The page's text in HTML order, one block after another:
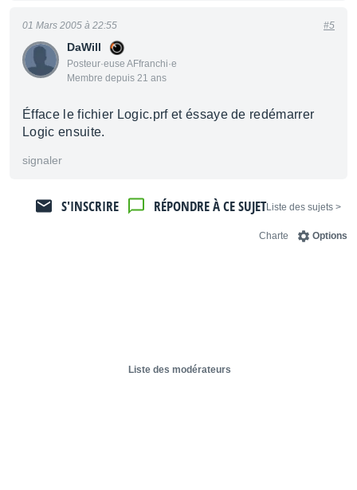
DaWill
Posteur·euse AFfranchi·e
Membre depuis 21 ans
01 Mars 2005 à 22:55 #5
Éfface le fichier Logic.prf et éssaye de redémarrer
Logic ensuite.
signaler
< Liste des sujets
RÉPONDRE À CE SUJET
S'INSCRIRE
Options
Charte
Liste des modérateurs